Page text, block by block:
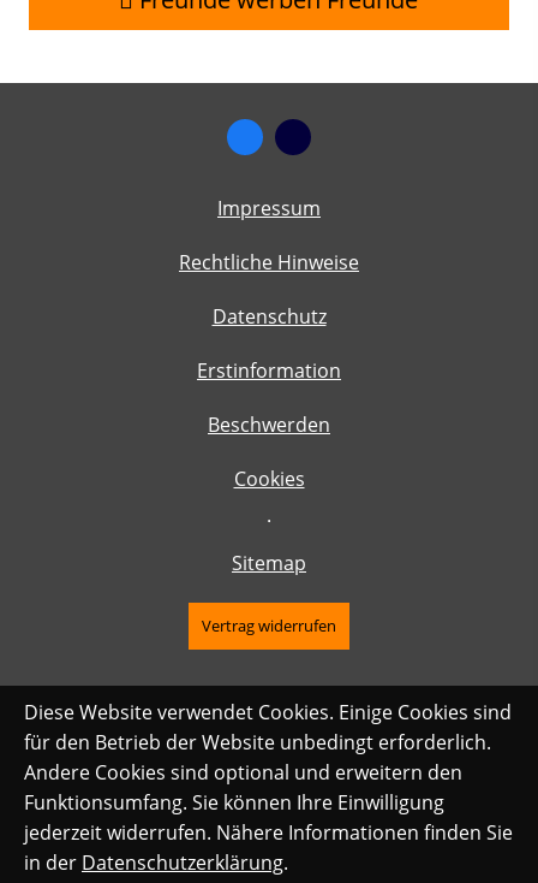
Impressum
Rechtliche Hinweise
Datenschutz
Erstinformation
Beschwerden
Cookies
·
Sitemap
Vertrag widerrufen
Diese Website verwendet Cookies. Einige Cookies sind
für den Betrieb der Website unbedingt erforderlich.
Andere Cookies sind optional und erweitern den
Funktionsumfang. Sie können Ihre Einwilligung
jederzeit widerrufen. Nähere Informationen finden Sie
in der Datenschutzerklärung.